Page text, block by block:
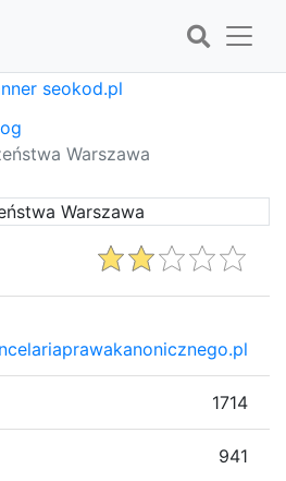
Warszawa
1714
941